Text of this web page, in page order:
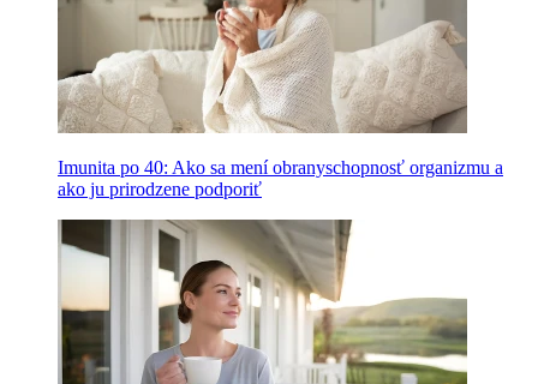
Imunita po 40: Ako sa mení obranyschopnosť organizmu a
ako ju prirodzene podporiť